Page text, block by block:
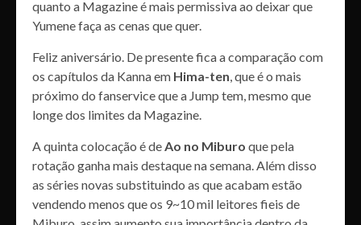
quanto a Magazine é mais permissiva ao deixar que
Yumene faça as cenas que quer.
Feliz aniversário. De presente fica a comparação com
os capítulos da Kanna em Hima-ten, que é o mais
próximo do fanservice que a Jump tem, mesmo que
longe dos limites da Magazine.
A quinta colocação é deAo no Miburo que pela
rotação ganha mais destaque na semana. Além disso
as séries novas substituindo as que acabam estão
vendendo menos que os 9~10 mil leitores fieis de